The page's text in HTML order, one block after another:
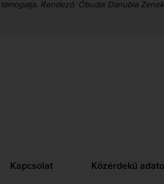
támogatja. Rendező: Óbudai Danubia
Kapcsolat Közérdekű